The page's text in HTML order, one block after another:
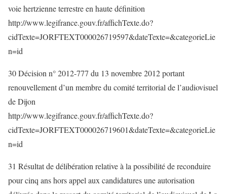
voie hertzienne terrestre en haute définition
http://www.legifrance.gouv.fr/affichTexte.do?
cidTexte=JORFTEXT000026719597&dateTexte=&categorieLie
n=id
30 Décision n° 2012-777 du 13 novembre 2012 portant
renouvellement d’un membre du comité territorial de l’audiovisuel
de Dijon
http://www.legifrance.gouv.fr/affichTexte.do?
cidTexte=JORFTEXT000026719601&dateTexte=&categorieLie
n=id
31 Résultat de délibération relative à la possibilité de reconduire
pour cinq ans hors appel aux candidatures une autorisation